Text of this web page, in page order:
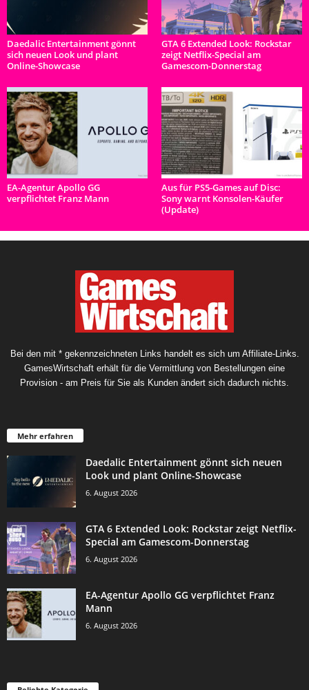
Daedalic Entertainment gönnt
sich neuen Look und plant
Online-Showcase
GTA 6 Extended Look: Rockstar
zeigt Netflix-Special am
Gamescom-Donnerstag
EA-Agentur Apollo GG
verpflichtet Franz Mann
Aus für PS5-Games auf Disc:
Sony warnt Konsolen-Käufer
(Update)
Bei den mit * gekennzeichneten Links handelt es sich um Affiliate-Links.
GamesWirtschaft erhält für die Vermittlung von Bestellungen eine
Provision - am Preis für Sie als Kunden ändert sich dadurch nichts.
Mehr erfahren
Daedalic Entertainment gönnt sich neuen
Look und plant Online-Showcase
6. August 2026
GTA 6 Extended Look: Rockstar zeigt Netflix-
Special am Gamescom-Donnerstag
6. August 2026
EA-Agentur Apollo GG verpflichtet Franz
Mann
6. August 2026